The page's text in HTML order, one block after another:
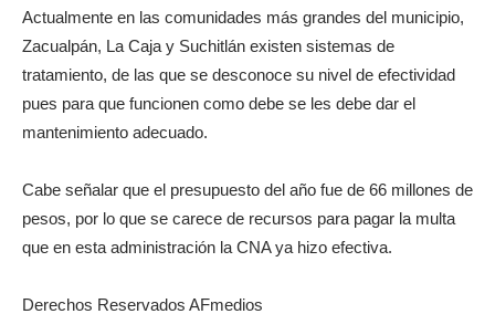
Actualmente en las comunidades más grandes del municipio,
Zacualpán, La Caja y Suchitlán existen sistemas de
tratamiento, de las que se desconoce su nivel de efectividad
pues para que funcionen como debe se les debe dar el
mantenimiento adecuado.
Cabe señalar que el presupuesto del año fue de 66 millones de
pesos, por lo que se carece de recursos para pagar la multa
que en esta administración la CNA ya hizo efectiva.
Derechos Reservados AFmedios